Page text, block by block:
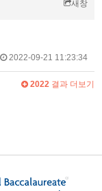
새창
2022-09-21 11:23:34
2022 결과 더보기